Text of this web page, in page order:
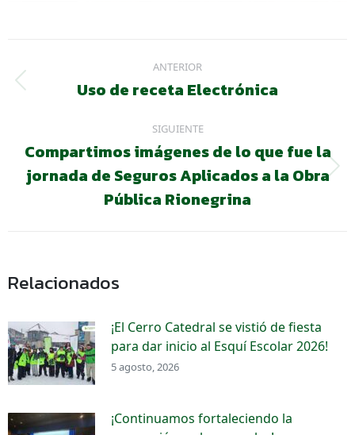
de
entradas
ANTERIOR
Entrada
Uso de receta Electrónica
SIGUIENTE
Siguiente
entrada:
Compartimos imágenes de lo que fue la
jornada de Seguros Aplicados a la Obra
Pública Rionegrina
Relacionados
¡El Cerro Catedral se vistió de fiesta
para dar inicio al Esquí Escolar 2026!
5 agosto, 2026
¡Continuamos fortaleciendo la